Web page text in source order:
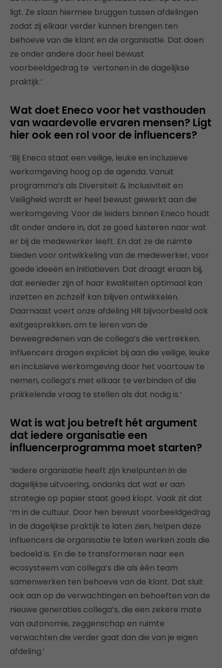
ligt. Ze slaan hiermee bruggen tussen afdelingen
zodat zij elkaar verder kunnen brengen ten
behoeve van de klant en de organisatie. Dat doen
ze onder andere door heel bewust
voorbeeldgedrag te vertonen in de dagelijkse
praktijk.’
Wat doet Eneco voor het vasthouden
van waardevolle ervaren mensen? Ligt
hier ook een rol voor de influencers?
‘Bij Eneco staat een veilige, leuke en inclusieve
werkomgeving hoog op de agenda. Vanuit
programma’s als Diversiteit & Inclusiviteit en
Veiligheid wordt er heel bewust gewerkt aan die
werkomgeving. Voor de leiders binnen Eneco houdt
dit onder andere in, dat ze goed luisteren naar wat
er bij de medewerker leeft. En dat ze de ruimte
bieden voor ontwikkeling van de medewerker, voor
goede ideeën en initiatieven. Dat draagt eraan bij,
dat eenieder zijn of haar kwaliteiten optimaal kan
inzetten en zichzelf kan blijven ontwikkelen.
Daarnaast voert onze afdeling HR bijvoorbeeld ook
exitgesprekken, om te leren van de
beweegredenen van de collega’s die vertrekken.
Influencers dragen expliciet bij aan die veilige, leuke
en inclusieve werkomgeving door het voortouw te
nemen, collega’s met elkaar te verbinden of die
prikkelende vraag te stellen als dat nodig is.’
Wat is wat jou betreft hét argument
dat iedere organisatie een
influencerprogramma moet starten?
‘Iedere organisatie heeft zijn knelpunten in de
dagelijkse uitvoering, ondanks dat wat er aan
strategie op papier staat goed klopt. Vaak zit dat
‘m in de cultuur. Door hen bewust voorbeeldgedrag
in de dagelijkse praktijk te laten zien, helpen deze
influencers de organisatie te laten werken zoals die
bedoeld is. En die te transformeren naar een
ecosysteem van collega’s die als één team
samenwerken ten behoeve van de klant. Dat sluit
ook aan op de verwachtingen en behoeften van de
nieuwe generaties collega’s, die een zekere mate
van autonomie, zeggenschap en ruimte
verwachten die verder gaat dan die van je eigen
afdeling.’